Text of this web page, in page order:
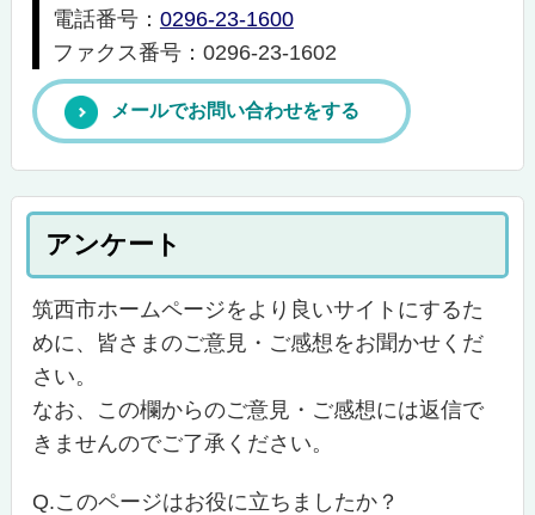
電話番号： 0296-23-1600
ファクス番号：0296-23-1602
メールでお問い合わせをする
アンケート
筑西市ホームページをより良いサイトにするた
めに、皆さまのご意見・ご感想をお聞かせくだ
さい。
なお、この欄からのご意見・ご感想には返信で
きませんのでご了承ください。
Q.このページはお役に立ちましたか？